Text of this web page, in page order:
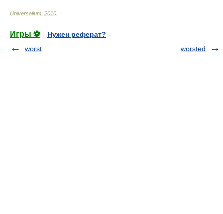
Universalium 2010
Игры ⚽
Нужен реферат?
worst
worsted